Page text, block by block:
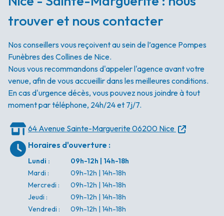
trouver et nous contacter
Nos conseillers vous reçoivent au sein de l’agence Pompes
Funèbres des Collines de Nice.
Nous vous recommandons d'appeler l'agence avant votre
venue, afin de vous accueillir dans les meilleures conditions.
En cas d'urgence décès, vous pouvez nous joindre à tout
moment par téléphone, 24h/24 et 7j/7.
64 Avenue Sainte-Marguerite06200 Nice
Horaires d'ouverture :
Lundi :
09h-12h | 14h-18h
Mardi :
09h-12h | 14h-18h
Mercredi :
09h-12h | 14h-18h
Jeudi :
09h-12h | 14h-18h
Vendredi :
09h-12h | 14h-18h